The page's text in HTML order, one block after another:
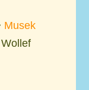
Musek